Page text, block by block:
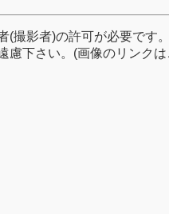
(撮影者)の許可が必要です
慮下さい。(画像のリンク